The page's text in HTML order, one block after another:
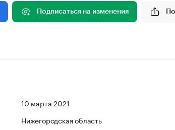
Подписаться на изменения
10 марта 2021
Нижегородская область